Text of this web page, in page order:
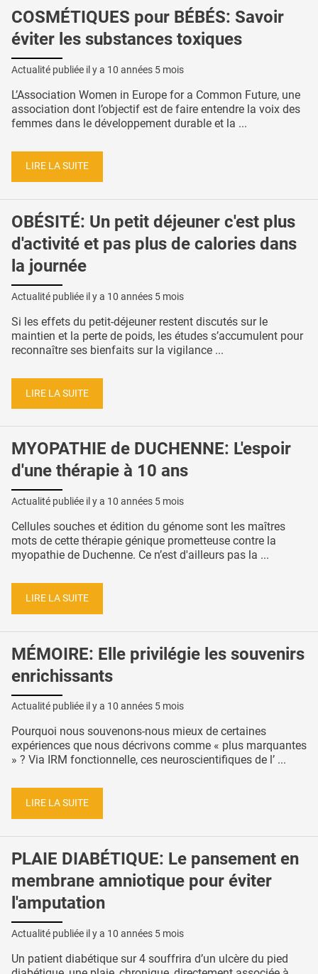
COSMÉTIQUES pour BÉBÉS: Savoir
éviter les substances toxiques
Actualité publiée il y a 10 années 5 mois
L’Association Women in Europe for a Common Future, une
association dont l’objectif est de faire entendre la voix des
femmes dans le développement durable et la ...
LIRE LA SUITE
OBÉSITÉ: Un petit déjeuner c'est plus
d'activité et pas plus de calories dans
la journée
Actualité publiée il y a 10 années 5 mois
Si les effets du petit-déjeuner restent discutés sur le
maintien et la perte de poids, les études s’accumulent pour
reconnaître ses bienfaits sur la vigilance ...
LIRE LA SUITE
MYOPATHIE de DUCHENNE: L'espoir
d'une thérapie à 10 ans
Actualité publiée il y a 10 années 5 mois
Cellules souches et édition du génome sont les maîtres
mots de cette thérapie génique prometteuse contre la
myopathie de Duchenne. Ce n’est d'ailleurs pas la ...
LIRE LA SUITE
MÉMOIRE: Elle privilégie les souvenirs
enrichissants
Actualité publiée il y a 10 années 5 mois
Pourquoi nous souvenons-nous mieux de certaines
expériences que nous décrivons comme « plus marquantes
» ? Via IRM fonctionnelle, ces neuroscientifiques de l’ ...
LIRE LA SUITE
PLAIE DIABÉTIQUE: Le pansement en
membrane amniotique pour éviter
l'amputation
Actualité publiée il y a 10 années 5 mois
Un patient diabétique sur 4 souffrira d’un ulcère du pied